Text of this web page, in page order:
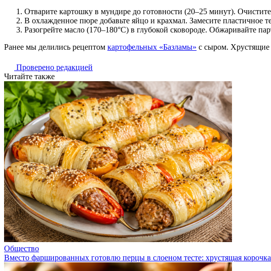
Отварите картошку в мундире до готовности (20–25 минут).
В охлажденное пюре добавьте яйцо и крахмал. Замесите
Разогрейте масло (170–180°C) в глубокой сковороде. Обжаривайте
Ранее мы делились рецептом картофельных «Базламы» с сыром. Хрустящие
Проверено редакцией
Читайте также
Общество
Вместо фаршированных готовлю перцы в слоеном тесте: хрустящая